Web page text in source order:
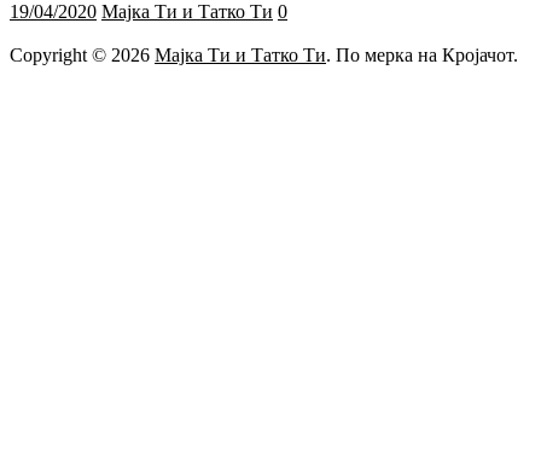
19/04/2020 Мајка Ти и Татко Ти 0
Copyright © 2026 Мајка Ти и Татко Ти. По мерка на Кројачот.